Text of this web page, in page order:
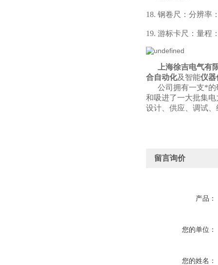
18. 钢卷尺：分辨率
19. 游标卡尺：量程
上海徐吉电气有
合自动化及智能仪器
公司拥有一支*的
和吸进了一大批集
设计、供应、调试
留言询价
产品：
您的单位：
您的姓名：